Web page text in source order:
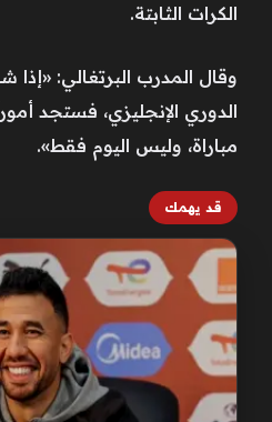
الكرات الثابتة.
وقال المدرب البرتغالي:
الدوري الإنجليزي، فستجد
مباراة، وليس اليوم فقط».
قد يهمك